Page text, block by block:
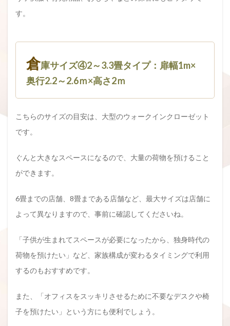
す。
倉庫サイズ④2～3.3畳タイプ：扉幅1m×
奥行2.2～2.6ｍ×高さ2ｍ
こちらのサイズの目安は、大型のウォークインクローゼット
です。
ぐんと大きなスペースになるので、大量の荷物を預けること
ができます。
6畳までの店舗、8畳まである店舗など、最大サイズは店舗に
よって異なりますので、事前に確認してくださいね。
「子供が生まれてスペースが必要になったから、独身時代の
荷物を預けたい」など、家族構成が変わるタイミングで利用
するのもおすすめです。
また、「オフィスをスッキリさせるために不要なデスクや椅
子を預けたい」という方にも便利でしょう。